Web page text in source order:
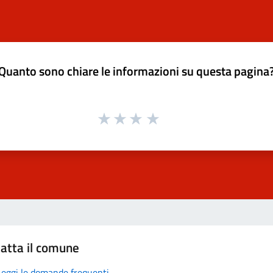
sono chiare le informazioni su questa
il comune